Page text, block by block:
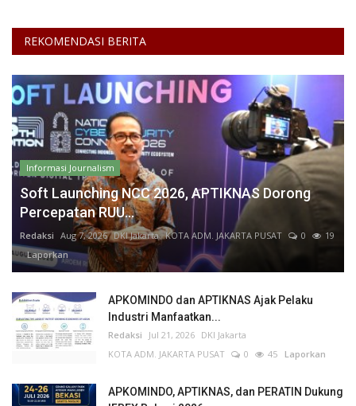
REKOMENDASI BERITA
Informasi Journalism
Soft Launching NCC 2026, APTIKNAS Dorong
Percepatan RUU...
Redaksi Aug 7, 2026 DKI Jakarta KOTA ADM. JAKARTA PUSAT 0
19
Laporkan
APKOMINDO dan APTIKNAS Ajak Pelaku
Industri Manfaatkan...
Redaksi Jul 21, 2026 DKI Jakarta
KOTA ADM. JAKARTA PUSAT
0 45 Laporkan
APKOMINDO, APTIKNAS, dan PERATIN Dukung